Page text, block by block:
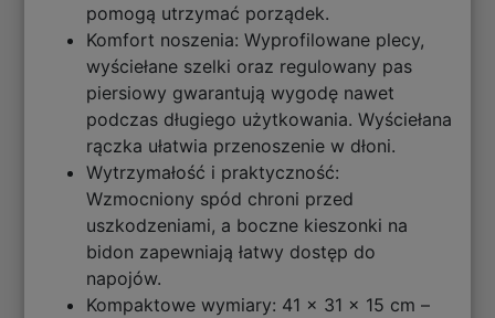
pomogą utrzymać porządek.
Komfort noszenia: Wyprofilowane plecy,
wyściełane szelki oraz regulowany pas
piersiowy gwarantują wygodę nawet
podczas długiego użytkowania. Wyściełana
rączka ułatwia przenoszenie w dłoni.
Wytrzymałość i praktyczność:
Wzmocniony spód chroni przed
uszkodzeniami, a boczne kieszonki na
bidon zapewniają łatwy dostęp do
napojów.
Kompaktowe wymiary: 41 x 31 x 15 cm –